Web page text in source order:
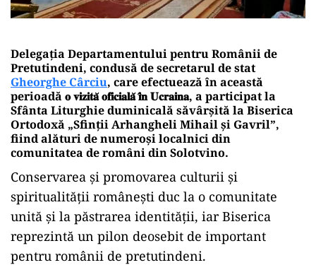
Delegația Departamentului pentru Românii de
Pretutindeni, condusă de secretarul de stat
Gheorghe Cârciu, care efectuează în această
perioadă 𝐨 𝐯𝐢𝐳𝐢𝐭𝐚̆ 𝐨𝐟𝐢𝐜𝐢𝐚𝐥𝐚̆ 𝐢̂𝐧 𝐔𝐜𝐫𝐚𝐢𝐧𝐚, a participat la
Sfânta Liturghie duminicală săvârșită la Biserica
Ortodoxă „Sfinții Arhangheli Mihail și Gavril”,
fiind alături de numeroși localnici din
comunitatea de români din Solotvino.
Conservarea și promovarea culturii și
spiritualității românești duc la o comunitate
unită și la păstrarea identității, iar Biserica
reprezintă un pilon deosebit de important
pentru românii de pretutindeni.